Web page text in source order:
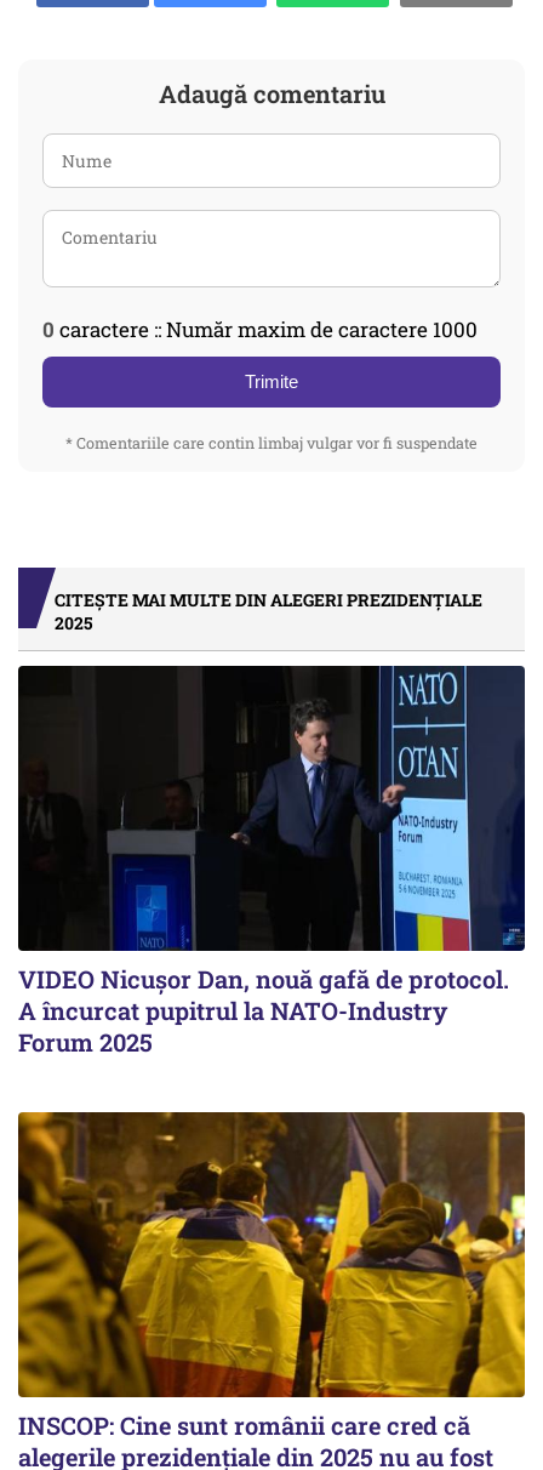
Adaugă comentariu
0 caractere :: Număr maxim de caractere 1000
Trimite
* Comentariile care contin limbaj vulgar vor fi suspendate
CITEȘTE MAI MULTE DIN ALEGERI PREZIDENȚIALE
2025
VIDEO Nicușor Dan, nouă gafă de protocol.
A încurcat pupitrul la NATO-Industry
Forum 2025
INSCOP: Cine sunt românii care cred că
alegerile prezidențiale din 2025 nu au fost